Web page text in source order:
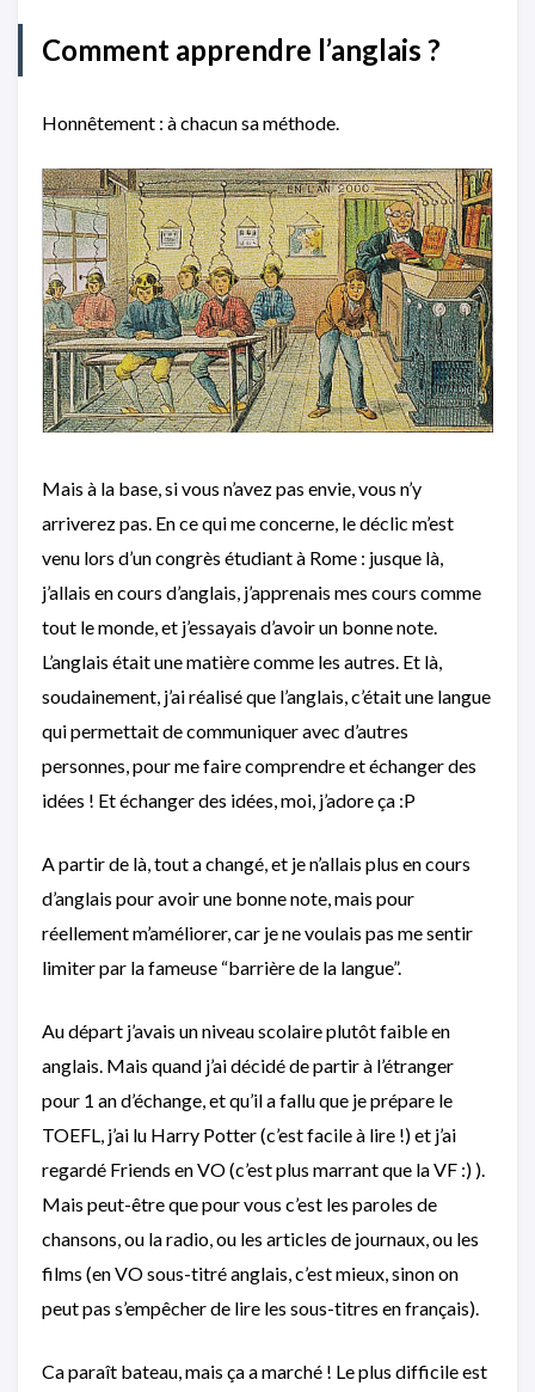
Comment apprendre l’anglais ?
Honnêtement : à chacun sa méthode.
Mais à la base, si vous n’avez pas envie, vous n’y
arriverez pas. En ce qui me concerne, le déclic m’est
venu lors d’un congrès étudiant à Rome : jusque là,
j’allais en cours d’anglais, j’apprenais mes cours comme
tout le monde, et j’essayais d’avoir un bonne note.
L’anglais était une matière comme les autres. Et là,
soudainement, j’ai réalisé que l’anglais, c’était une langue
qui permettait de communiquer avec d’autres
personnes, pour me faire comprendre et échanger des
idées ! Et échanger des idées, moi, j’adore ça :P
A partir de là, tout a changé, et je n’allais plus en cours
d’anglais pour avoir une bonne note, mais pour
réellement m’améliorer, car je ne voulais pas me sentir
limiter par la fameuse “barrière de la langue”.
Au départ j’avais un niveau scolaire plutôt faible en
anglais. Mais quand j’ai décidé de partir à l’étranger
pour 1 an d’échange, et qu’il a fallu que je prépare le
TOEFL, j’ai lu Harry Potter (c’est facile à lire !) et j’ai
regardé Friends en VO (c’est plus marrant que la VF :) ).
Mais peut-être que pour vous c’est les paroles de
chansons, ou la radio, ou les articles de journaux, ou les
films (en VO sous-titré anglais, c’est mieux, sinon on
peut pas s’empêcher de lire les sous-titres en français).
Ca paraît bateau, mais ça a marché ! Le plus difficile est